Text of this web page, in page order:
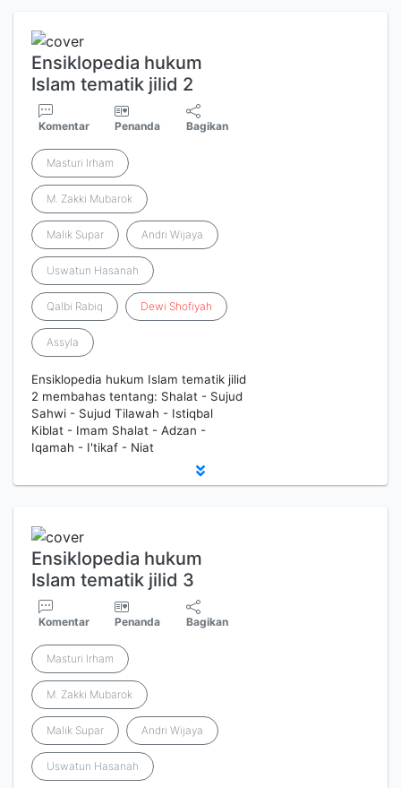
Ensiklopedia hukum
Islam tematik jilid 2
Komentar Penanda Bagikan
Masturi Irham
M. Zakki Mubarok
Malik Supar Andri Wijaya
Uswatun Hasanah
Qalbi Rabiq Dewi Shofiyah
Assyla
Ensiklopedia hukum Islam tematik jilid
2 membahas tentang: Shalat - Sujud
Sahwi - Sujud Tilawah - Istiqbal
Kiblat - Imam Shalat - Adzan -
Iqamah - I'tikaf - Niat
Ensiklopedia hukum
Islam tematik jilid 3
Komentar Penanda Bagikan
Masturi Irham
M. Zakki Mubarok
Malik Supar Andri Wijaya
Uswatun Hasanah